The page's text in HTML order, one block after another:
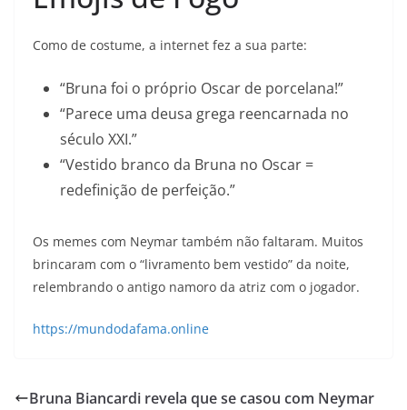
Como de costume, a internet fez a sua parte:
“Bruna foi o próprio Oscar de porcelana!”
“Parece uma deusa grega reencarnada no
século XXI.”
“Vestido branco da Bruna no Oscar =
redefinição de perfeição.”
Os memes com Neymar também não faltaram. Muitos
brincaram com o “livramento bem vestido” da noite,
relembrando o antigo namoro da atriz com o jogador.
https://mundodafama.online
Bruna Biancardi revela que se casou com Neymar